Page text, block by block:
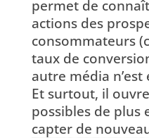
permet de
actions des
consommateurs
taux de
autre média n’est
Et surtout, il
possibles de plus
capter de